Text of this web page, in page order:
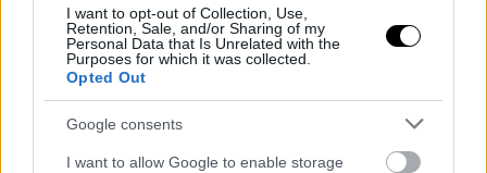
I want to opt-out of Collection, Use,
Retention, Sale, and/or Sharing of my
Personal Data that Is Unrelated with the
Purposes for which it was collected.
Opted Out
Google consents
I want to allow Google to enable storage
brutálisabb, kiszámíthatatlanabb és veszélyesebb
mint valaha.
A kérdés már nem az, hogy mikor lesz vége – hanem
az, hogymilyen árat kell még fizetni, mire eljutunk